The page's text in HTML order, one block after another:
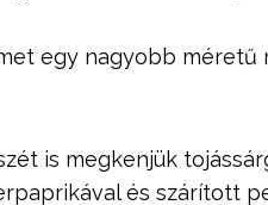
egy nagyobb méretű
is megkenjük
és szárított